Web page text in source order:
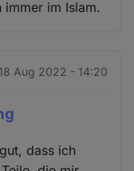
im Islam.
Aug 2022 - 14:20
dass ich